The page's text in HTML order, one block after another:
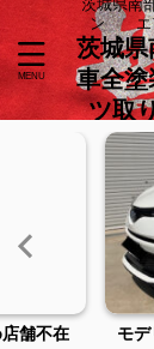
ン エ
茨城
車全
ツ取
舗不在
モ